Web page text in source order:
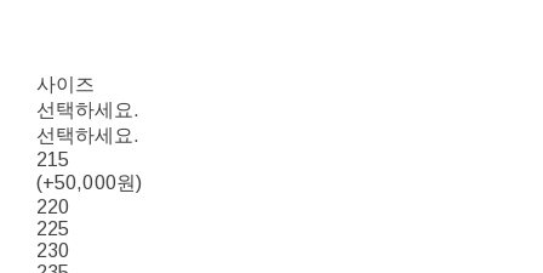
사이즈
선택하세요.
선택하세요.
215
(+50,000원)
220
225
230